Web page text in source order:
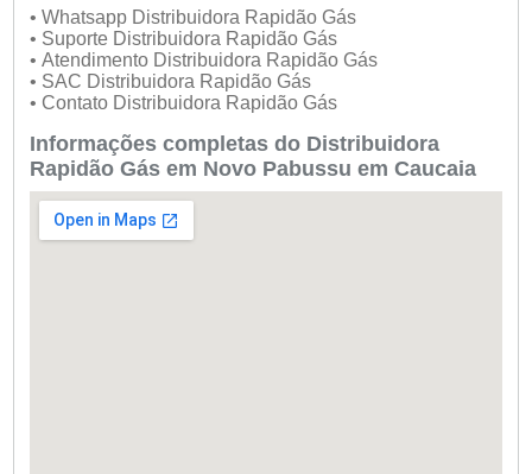
• Whatsapp Distribuidora Rapidão Gás
• Suporte Distribuidora Rapidão Gás
• Atendimento Distribuidora Rapidão Gás
• SAC Distribuidora Rapidão Gás
• Contato Distribuidora Rapidão Gás
Informações completas do Distribuidora
Rapidão Gás em Novo Pabussu em Caucaia